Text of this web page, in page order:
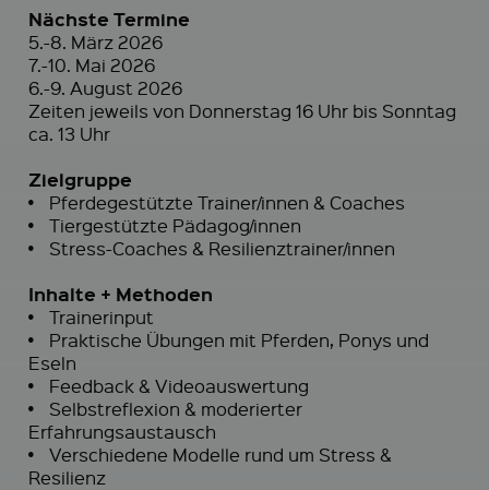
Nächste Termine
5.-8. März 2026
7.-10. Mai 2026
6.-9. August 2026
Zeiten jeweils von Donnerstag 16 Uhr bis Sonntag
ca. 13 Uhr
Zielgruppe
• Pferdegestützte Trainer/innen & Coaches
• Tiergestützte Pädagog/innen
• Stress-Coaches & Resilienztrainer/innen
Inhalte + Methoden
• Trainerinput
•
Praktische Übungen mit Pferden, Ponys und
Eseln
• Feedback & Videoauswertung
•
Selbstreflexion & moderierter
Erfahrungsaustausch
•
Verschiedene Modelle rund um Stress &
Resilienz